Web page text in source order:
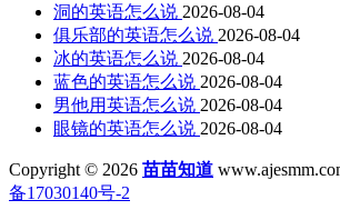
洞的英语怎么说 2026-08-04
俱乐部的英语怎么说 2026-08-04
冰的英语怎么说 2026-08-04
蓝色的英语怎么说 2026-08-04
男他用英语怎么说 2026-08-04
眼镜的英语怎么说 2026-08-04
Copyright © 2026 苗苗知道
备17030140号-2